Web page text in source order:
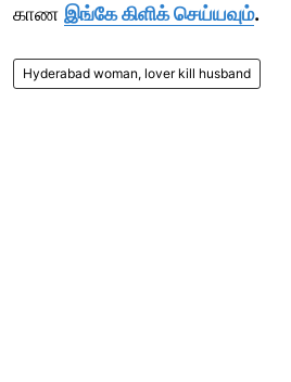
காண இங்கே கிளிக் செய்யவும்.
Hyderabad woman, lover kill husband